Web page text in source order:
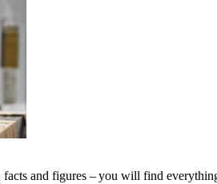
and figures – you will find